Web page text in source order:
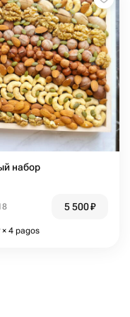
набор
5 500₽
× 4 pagos